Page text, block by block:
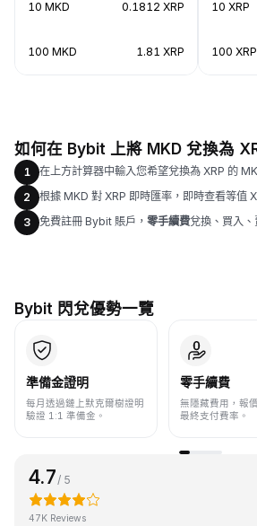
10 MKD 0.1812 XRP
100 MKD 1.81 XRP
10 XRP
100 XRP
如何在 Bybit 上將 MKD 兌換為
1
在上方計算器中輸入您希望兌換為 XRP 的
2
根據 MKD 對 XRP 即時匯率，即時查看等值
3
免費註冊 Bybit 賬戶， 零手續費兌換、買入
Bybit 閃兌優勢一覽
準備金證明
每月透過鏈上默克爾樹證明
驗證 1:1 準備金。
零手續費
無隱藏費用，報
最終支付費率。
4.7 / 5
47K Reviews